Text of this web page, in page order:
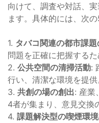
向けて、調査や対話、
ます。具体的には、次
1. タバコ関連の都市課
問題を正確に把握する
2. 公共空間の清掃活動:
行い、清潔な環境を提供
3. 共創の場の創出: 産業
4者が集まり、意見交換
4. 課題解決型の喫煙環